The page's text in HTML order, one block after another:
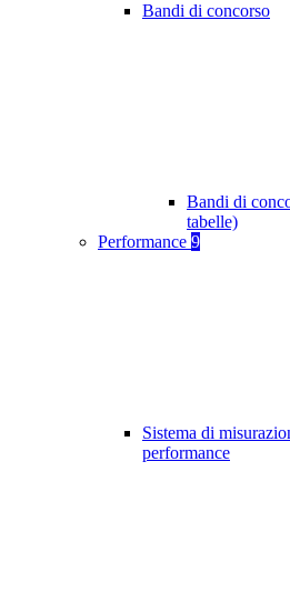
Bandi di concorso
Bandi di
tabelle)
Performance 9
Sistema di
performance